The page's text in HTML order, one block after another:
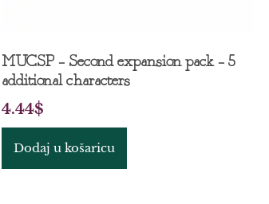
MUCSP – Second expansion pack – 5
additional characters
4.44$
Dodaj u košaricu